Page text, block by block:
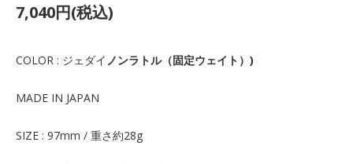
7,040円(税込)
COLOR : ジェダイ ノンラトル（固定ウェイト）)
MADE IN JAPAN
SIZE : 97mm / 重さ約28g